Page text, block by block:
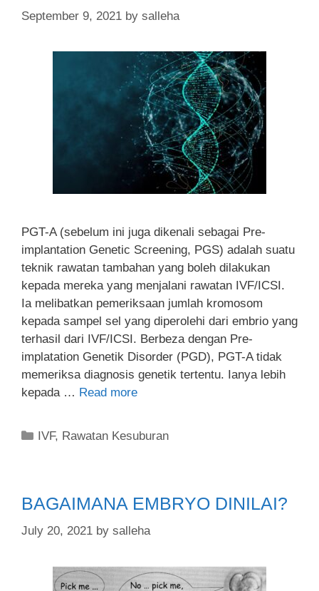
September 9, 2021 by salleha
PGT-A (sebelum ini juga dikenali sebagai Pre-
implantation Genetic Screening, PGS) adalah suatu
teknik rawatan tambahan yang boleh dilakukan
kepada mereka yang menjalani rawatan IVF/ICSI.
Ia melibatkan pemeriksaan jumlah kromosom
kepada sampel sel yang diperolehi dari embrio yang
terhasil dari IVF/ICSI. Berbeza dengan Pre-
implatation Genetik Disorder (PGD), PGT-A tidak
memeriksa diagnosis genetik tertentu. Ianya lebih
kepada … Read more
IVF, Rawatan Kesuburan
BAGAIMANA EMBRYO DINILAI?
July 20, 2021 by salleha